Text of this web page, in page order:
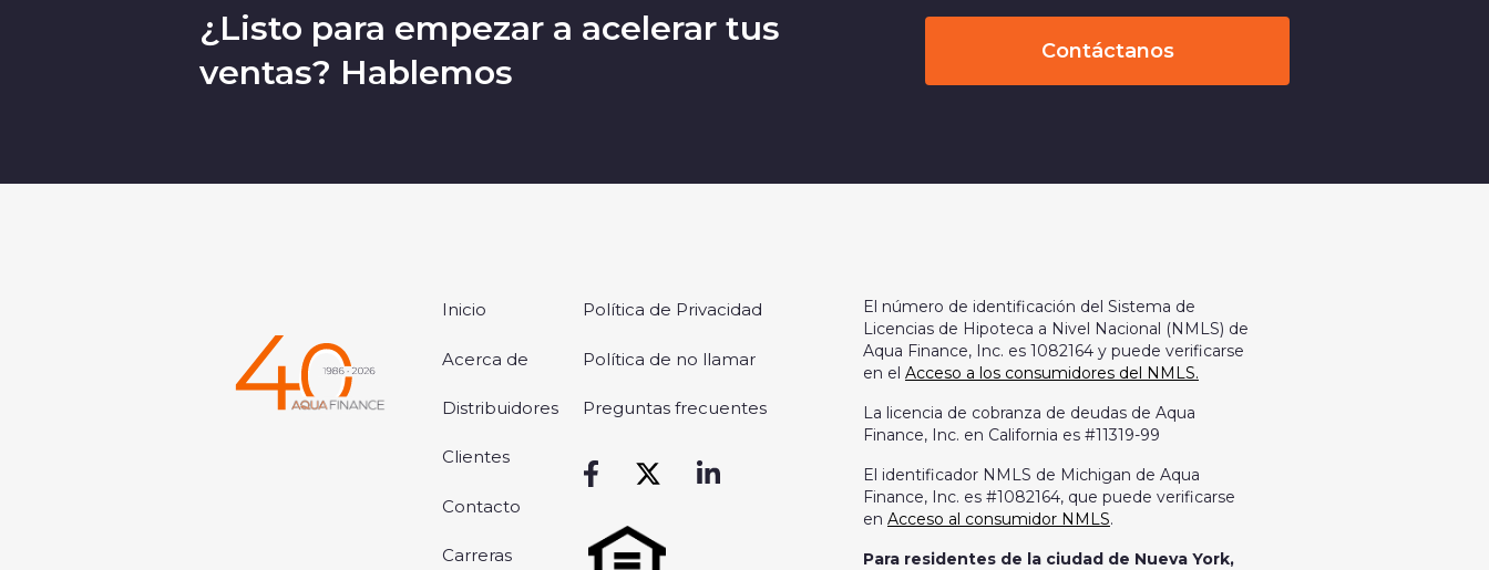
¿Listo para empezar a acelerar tus
ventas? Hablemos
Contáctanos
Inicio
Acerca de
Distribuidores
Clientes
Contacto
Carreras
Política de Privacidad
Política de no llamar
Preguntas frecuentes
El número de identificación del Sistema de
Licencias de Hipoteca a Nivel Nacional (NMLS) de
Aqua Finance, Inc. es 1082164 y puede verificarse
en el Acceso a los consumidores del NMLS.
La licencia de cobranza de deudas de Aqua
Finance, Inc. en California es #11319-99
El identificador NMLS de Michigan de Aqua
Finance, Inc. es #1082164, que puede verificarse
en Acceso al consumidor NMLS.
Para residentes de la ciudad de Nueva York,